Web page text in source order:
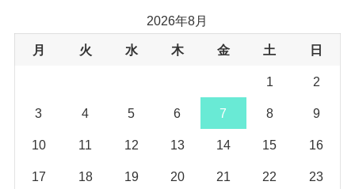
2026年8月
月 火 水 木 金 土 日
1 2
3 4 5 6 7 8 9
10 11 12 13 14 15 16
17 18 19 20 21 22 23